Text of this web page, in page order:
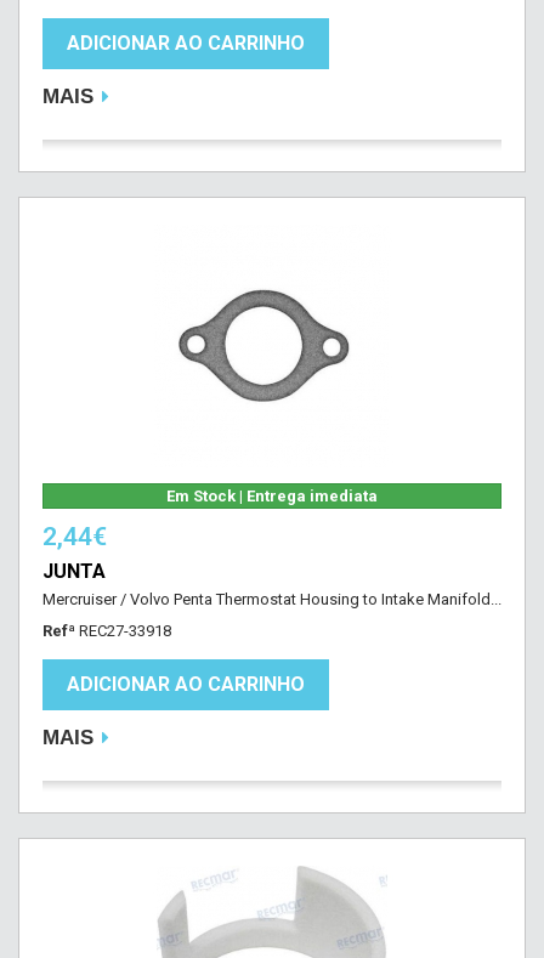
ADICIONAR AO CARRINHO
MAIS
Em Stock | Entrega imediata
2,44€
JUNTA
Mercruiser / Volvo Penta Thermostat Housing to Intake Manifold...
Refª REC27-33918
ADICIONAR AO CARRINHO
MAIS